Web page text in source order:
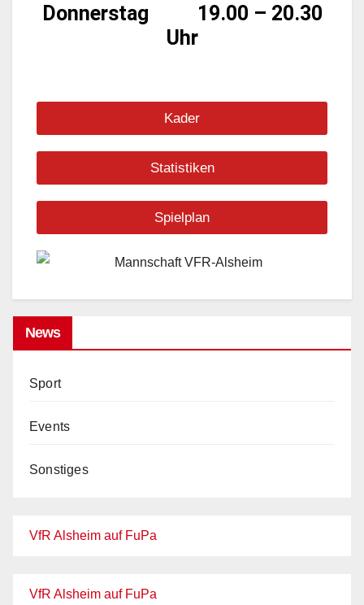
Donnerstag 19.00 – 20.30
Uhr
Kader
Statistiken
Spielplan
News
Sport
Events
Sonstiges
VfR Alsheim auf FuPa
VfR Alsheim auf FuPa